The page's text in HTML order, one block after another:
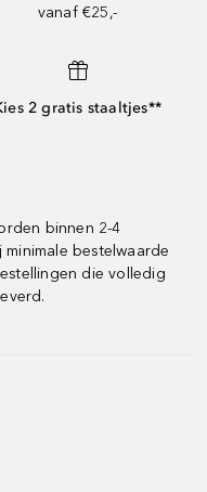
vanaf €25,-
2 gratis staaltjes**
binnen 2-4
bestelwaarde
die volledig